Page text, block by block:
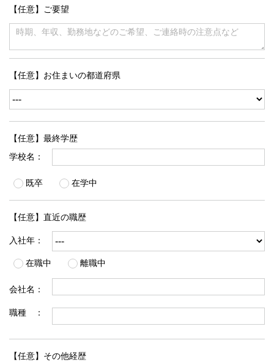
【任意】ご要望
【任意】お住まいの都道府県
【任意】最終学歴
学校名：
既卒 在学中
【任意】直近の職歴
入社年：
在職中 離職中
会社名：
職種 ：
【任意】その他経歴